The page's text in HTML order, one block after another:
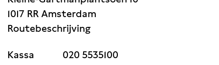
1017 RR Amsterdam
Routebeschrijving
Kassa
020 5535100